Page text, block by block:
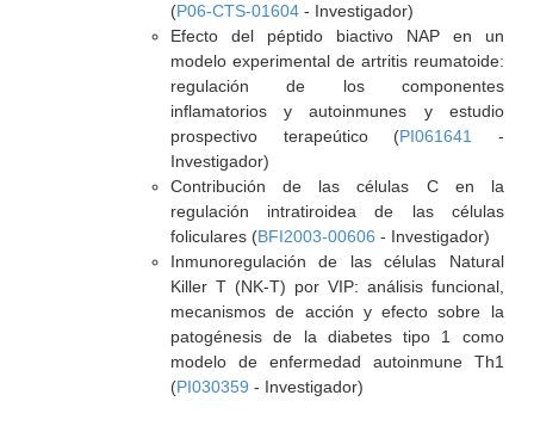
(P06-CTS-01604- Investigador)
Efecto del péptido biactivo NAP en un
modelo experimental de artritis reumatoide:
regulación de los componentes
inflamatorios y autoinmunes y estudio
prospectivo terapeútico (PI061641
-
Investigador)
Contribución de las células C en la
regulación intratiroidea de las células
foliculares (BFI2003-00606 - Investigador)
Inmunoregulación de las células Natural
Killer T (NK-T) por VIP: análisis funcional,
mecanismos de acción y efecto sobre la
patogénesis de la diabetes tipo 1 como
modelo de enfermedad autoinmune Th1
(PI030359 - Investigador)